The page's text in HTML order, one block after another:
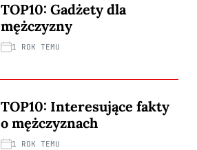
TOP10: Gadżety dla
mężczyzny
1 ROK TEMU
TOP10: Interesujące fakty
o mężczyznach
1 ROK TEMU